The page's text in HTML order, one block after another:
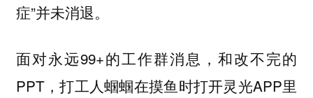
症”并未消退。
面对永远99+的工作群消息，和改不完的
PPT，打工人蝈蝈在摸鱼时打开灵光APP里